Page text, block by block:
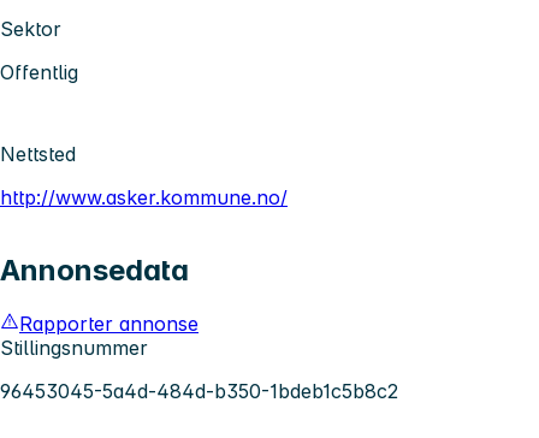
Sektor
Offentlig
Nettsted
http://www.asker.kommune.no/
Annonsedata
Rapporter annonse
Stillingsnummer
96453045-5a4d-484d-b350-1bdeb1c5b8c2